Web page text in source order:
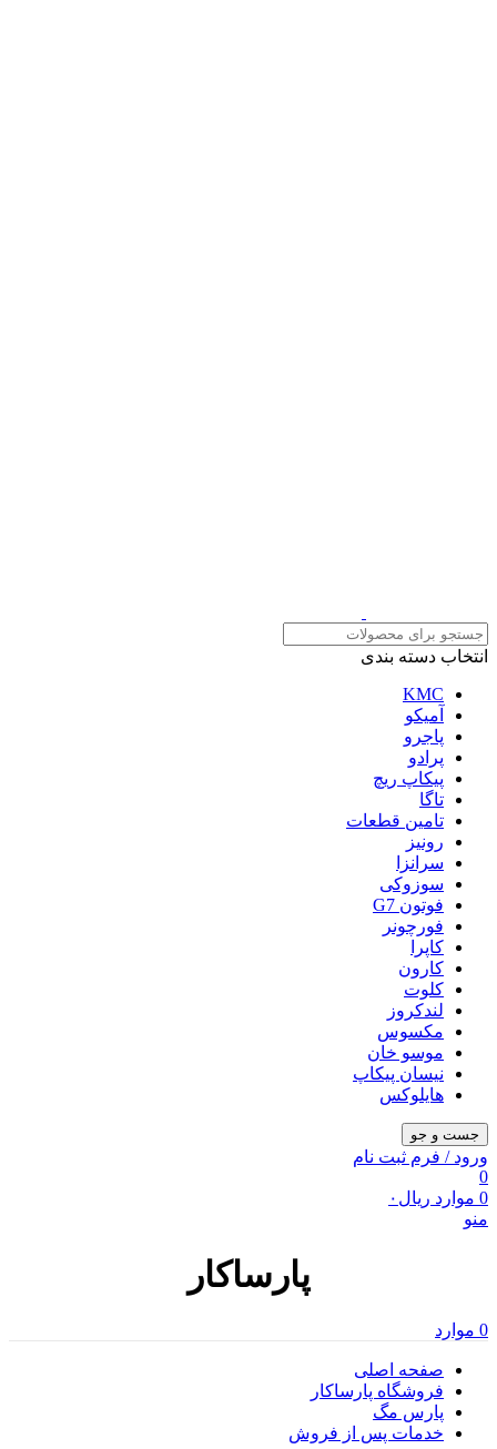
انتخاب دسته بندی
KMC
آمیکو
پاجرو
پرادو
پیکاپ ریچ
تاگا
تامین قطعات
رونیز
سرانزا
سوزوکی
فوتون G7
فورچونر
کاپرا
کارون
کلوت
لندکروز
مکسوس
موسو خان
نیسان پیکاپ
هایلوکس
جست و جو
ورود / فرم ثبت نام
0
0 موارد ریال ۰
منو
پارساکار
0 موارد
صفحه اصلی
فروشگاه پارساکار
پارس مگ
خدمات پس از فروش